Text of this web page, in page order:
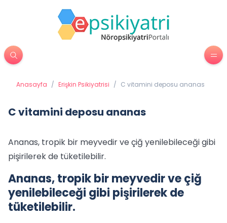
Anasayfa / Erişkin Psikiyatrisi / C vitamini deposu ananas
C vitamini deposu ananas
Ananas, tropik bir meyvedir ve çiğ yenilebileceği gibi
pişirilerek de tüketilebilir.
Ananas, tropik bir meyvedir ve çiğ
yenilebileceği gibi pişirilerek de
tüketilebilir.